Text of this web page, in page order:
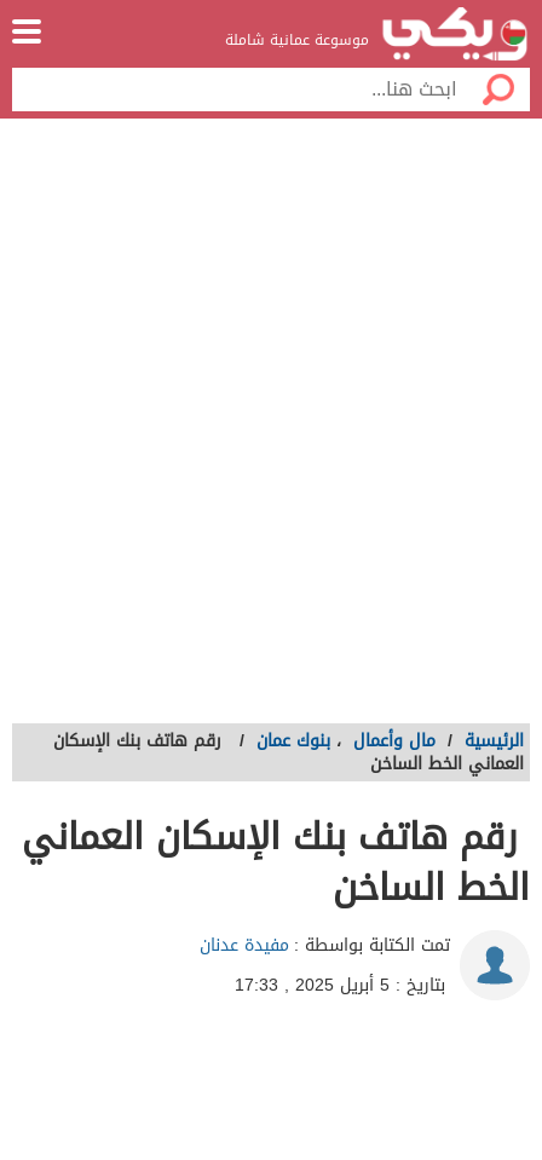
موسوعة عمانية شاملة
الرئيسية / مال وأعمال ، بنوك عمان / رقم هاتف بنك الإسكان
العماني الخط الساخن
رقم هاتف بنك الإسكان العماني
الخط الساخن
تمت الكتابة بواسطة : مفيدة عدنان
بتاريخ : 5 أبريل 2025 , 17:33